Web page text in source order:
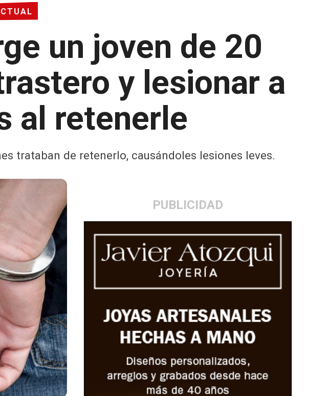
un joven de 20
y lesionar a
al retenerle
trataban de retenerlo, causándoles lesiones leves.
PUBLICIDAD